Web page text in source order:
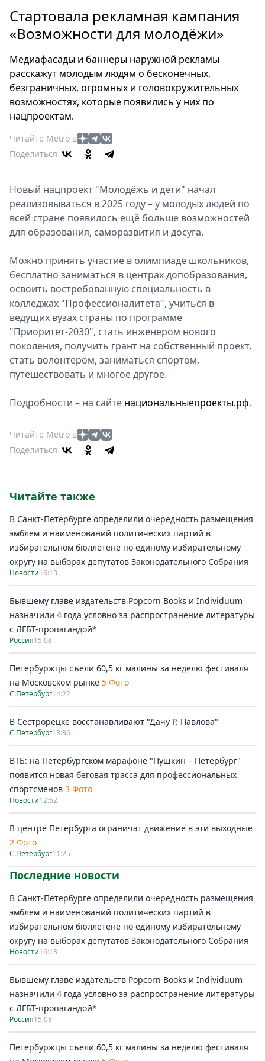
Россия
Мир
Еда
Туризм
Мода
Театр
Кино
Афиша
Выставки
Пресс-
релизы
О
Стримы
Спецпроекты
Звезды
Выборы
2026
Скачай
Metro
Стартовала рекламная кампания
«Возможности для молодёжи»
Медиафасады и баннеры наружной рекламы
расскажут молодым людям о бесконечных,
безграничных, огромных и головокружительных
возможностях, которые появились у них по
нацпроектам.
Читайте Metro в
Поделиться
Новый нацпроект "Молодёжь и дети" начал
реализовываться в 2025 году – у молодых людей по
всей стране появилось ещё больше возможностей
для образования, саморазвития и досуга.
Можно принять участие в олимпиаде школьников,
бесплатно заниматься в центрах допобразования,
освоить востребованную специальность в
колледжах "Профессионалитета", учиться в
ведущих вузах страны по программе
"Приоритет-2030", стать инженером нового
поколения, получить грант на собственный проект,
стать волонтером, заниматься спортом,
путешествовать и многое другое.
Подробности – на сайте национальныепроекты.рф.
Читайте Metro в
Поделиться
Читайте также
В Санкт-Петербурге определили очередность размещения
эмблем и наименований политических партий в
избирательном бюллетене по единому избирательному
округу на выборах депутатов Законодательного Собрания
Новости16:13
Бывшему главе издательств Popcorn Books и Individuum
назначили 4 года условно за распространение литературы
с ЛГБТ-пропагандой*
Россия15:08
Петербуржцы съели 60,5 кг малины за неделю фестиваля
на Московском рынке 5 Фото
С.Петербург14:22
В Сестрорецке восстанавливают "Дачу Р. Павлова"
С.Петербург13:36
ВТБ: на Петербургском марафоне "Пушкин – Петербург"
появится новая беговая трасса для профессиональных
спортсменов 3 Фото
Новости12:52
В центре Петербурга ограничат движение в эти выходные
2 Фото
С.Петербург11:25
Последние новости
В Санкт-Петербурге определили очередность размещения
эмблем и наименований политических партий в
избирательном бюллетене по единому избирательному
округу на выборах депутатов Законодательного Собрания
Новости16:13
Бывшему главе издательств Popcorn Books и Individuum
назначили 4 года условно за распространение литературы
с ЛГБТ-пропагандой*
Россия15:08
Петербуржцы съели 60,5 кг малины за неделю фестиваля